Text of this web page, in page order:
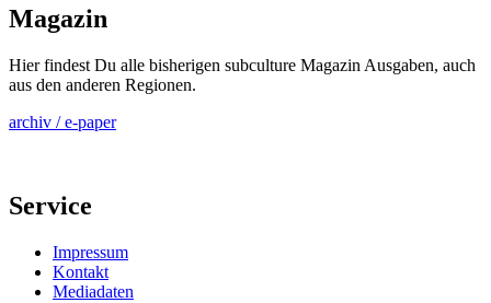
Magazin
Hier findest Du alle bisherigen subculture Magazin Ausgaben, auch
aus den anderen Regionen.
archiv / e-paper
Service
Impressum
Kontakt
Mediadaten